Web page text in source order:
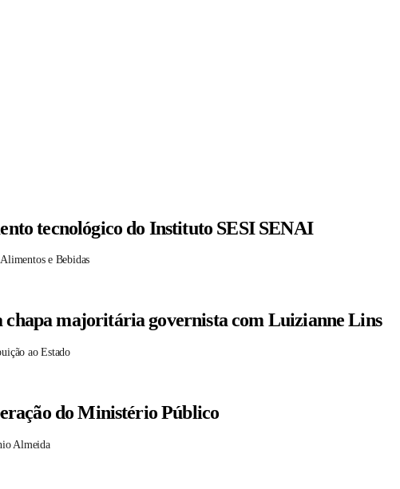
tecnológico do Instituto SESI SENAI
e Bebidas
chapa majoritária governista com Luizianne Lins
ao Estado
do Ministério Público
Almeida